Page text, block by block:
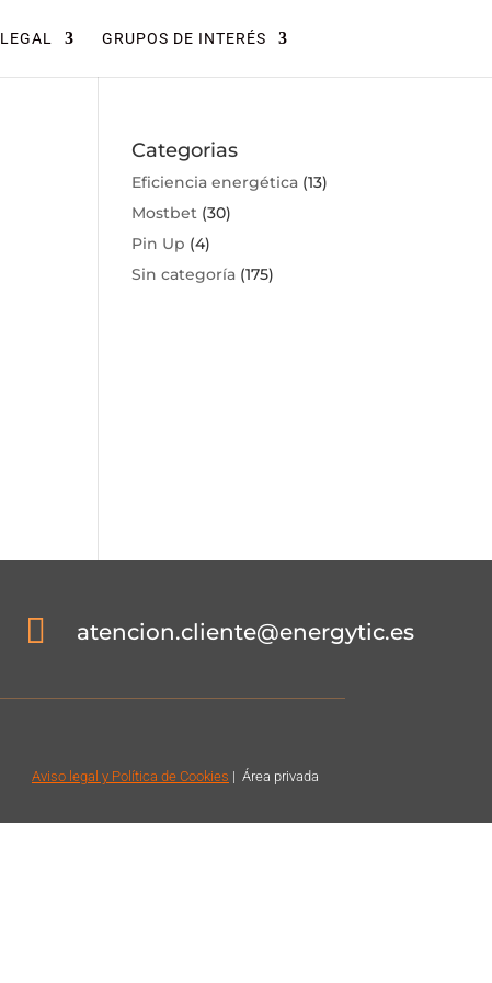
LEGAL GRUPOS DE INTERÉS
Categorias
Eficiencia energética (13)
Mostbet (30)
Pin Up (4)
Sin categoría (175)
 atencion.cliente@energytic.es
Aviso legal y Política de Cookies | Área privada